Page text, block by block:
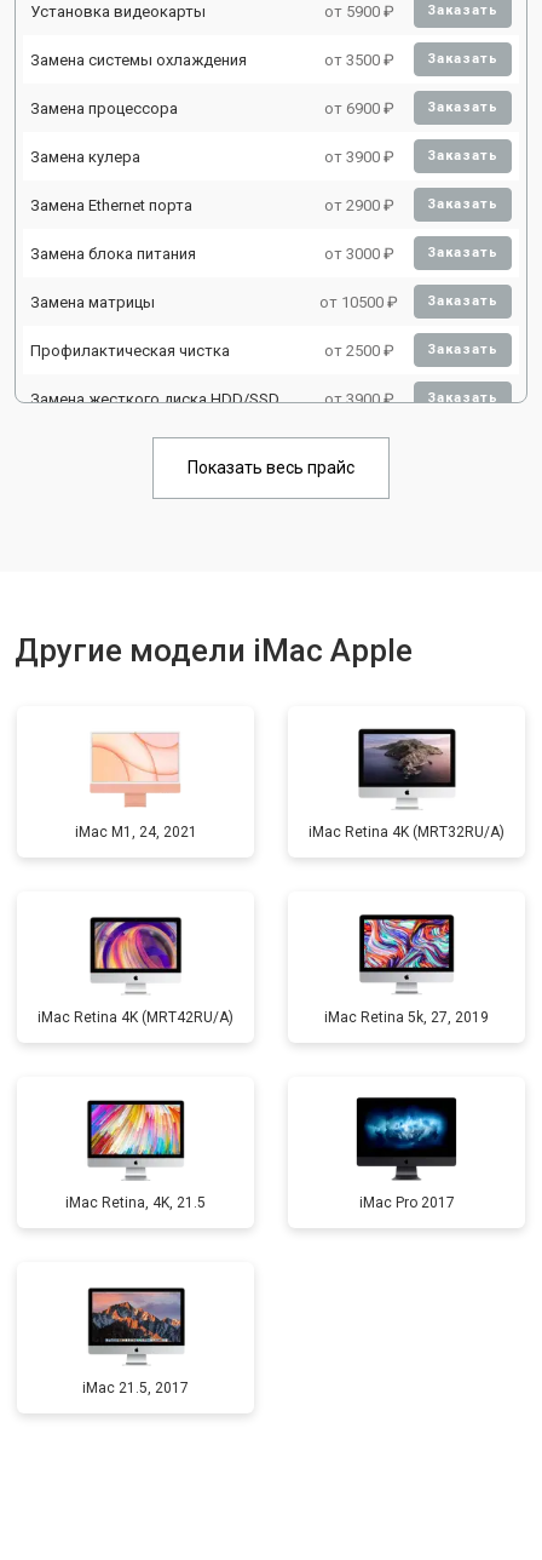
Установка видеокарты от 5900 ₽ Заказать
Замена системы охлаждения от 3500 ₽ Заказать
Замена процессора от 6900 ₽ Заказать
Замена кулера от 3900 ₽ Заказать
Замена Ethernet порта от 2900 ₽ Заказать
Замена блока питания от 3000 ₽ Заказать
Замена матрицы от 10500 ₽ Заказать
Профилактическая чистка от 2500 ₽ Заказать
Замена жесткого диска HDD/SSD от 3900 ₽ Заказать
Показать весь прайс
Другие модели iMac Apple
iMac M1, 24, 2021 iMac Retina 4K (MRT32RU/A)
iMac Retina 4K (MRT42RU/A) iMac Retina 5k, 27, 2019
iMac Retina, 4K, 21.5 iMac Pro 2017
iMac 21.5, 2017